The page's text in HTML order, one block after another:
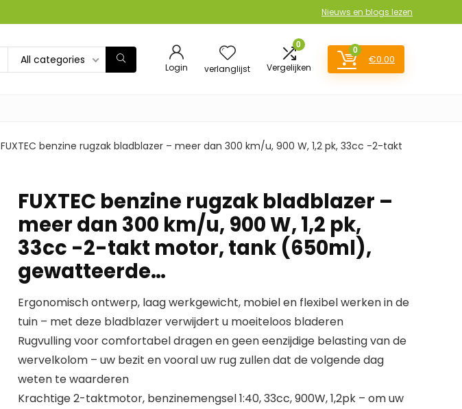
Nieuws en blogs lezen
All categories
Login verlanglijst
0
Vergelijken
0
€0.00
FUXTEC benzine rugzak bladblazer – meer dan 300 km/u, 900 W, 1,2 pk, 33cc -2-takt
FUXTEC benzine rugzak bladblazer –
meer dan 300 km/u, 900 W, 1,2 pk,
33cc -2-takt motor, tank (650ml),
gewatteerde…
Ergonomisch ontwerp, laag werkgewicht, mobiel en flexibel werken in de
tuin – met deze bladblazer verwijdert u moeiteloos bladeren
Rugvulling voor comfortabel dragen en geen eenzijdige belasting van de
wervelkolom – uw bezit en vooral uw rug zullen dat de volgende dag
weten te waarderen
Krachtige 2-taktmotor, benzinemengsel 1:40, 33cc, 900W, 1,2pk – om uw